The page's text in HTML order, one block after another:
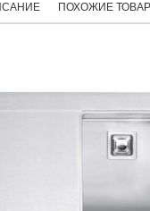
ПОХОЖИЕ